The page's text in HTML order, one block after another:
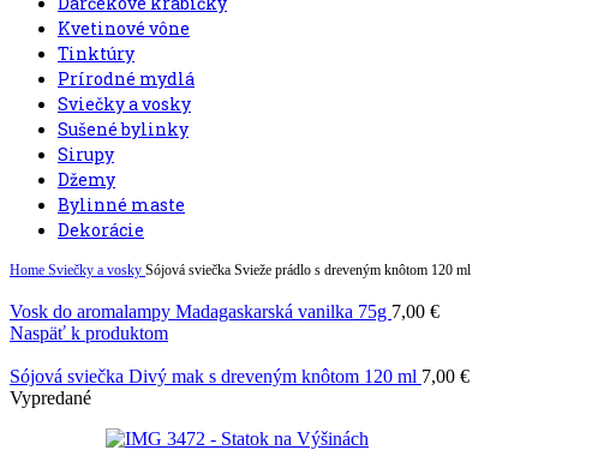
Kvetinové vône
Tinktúry
Prírodné mydlá
Sviečky a vosky
Sušené bylinky
Sirupy
Džemy
Bylinné maste
Dekorácie
Home Sviečky a vosky Sójová sviečka Svieže prádlo s dreveným knôtom 120 ml
Vosk do aromalampy Madagaskarská vanilka 75g 7,00 €
Naspäť k produktom
Sójová sviečka Divý mak s dreveným knôtom 120 ml 7,00 €
Vypredané